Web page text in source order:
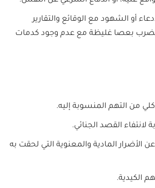
أو الشهود مع الوقائع والتقارير
الضرب بعصا غليظة مع عدم وجود كدمات
من التهم المنسوبة إليه.
لانتفاء القصد الجنائي.
المادية والمعنوية التي لحقت به
الكيدية.